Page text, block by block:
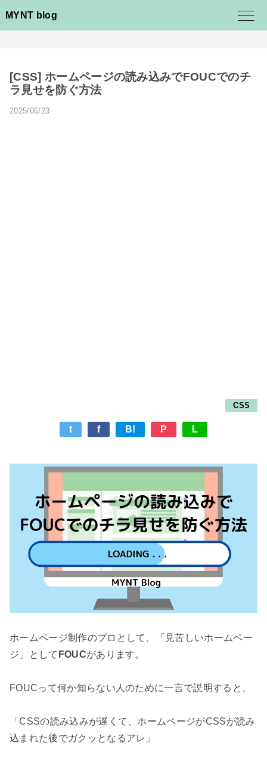
MYNT blog
[CSS] ホームページの読み込みでFOUCでのチ
ラ見せを防ぐ方法
2025/06/23
CSS
t f B! P L
ホームページ制作のプロとして、「見苦しいホームペー
ジ」として FOUCがあります。
FOUCって何か知らない人のために一言で説明すると、
「CSSの読み込みが遅くて、ホームページがCSSが読み
込まれた後でガクッとなるアレ」